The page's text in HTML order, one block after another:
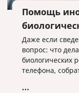
Помощь
Даже если
вопрос: что
биологических
телефона,
...